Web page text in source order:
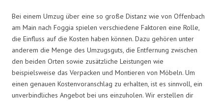
Bei einem Umzug über eine so große Distanz wie von Offenbach
am Main nach Foggia spielen verschiedene Faktoren eine Rolle,
die Einfluss auf die Kosten haben können. Dazu gehören unter
anderem die Menge des Umzugsguts, die Entfernung zwischen
den beiden Orten sowie zusätzliche Leistungen wie
beispielsweise das Verpacken und Montieren von Möbeln. Um
einen genauen Kostenvoranschlag zu erhalten, ist es sinnvoll, ein
unverbindliches Angebot bei uns einzuholen. Wir erstellen dir